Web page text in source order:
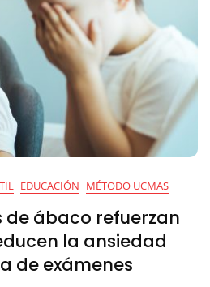
EDUCACIÓN MÉTODO UCMAS
de ábaco refuerzan
la ansiedad
de exámenes